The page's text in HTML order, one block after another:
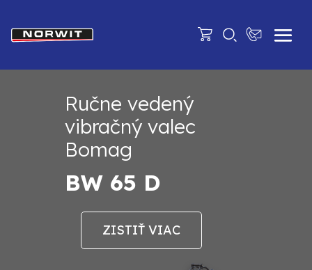
Ručne vedený
vibračný valec
Bomag
BW 65 D
ZISTIŤ VIAC